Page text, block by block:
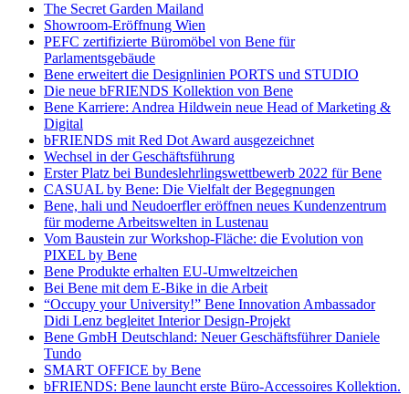
The Secret Garden Mailand
Showroom-Eröffnung Wien
PEFC zertifizierte Büromöbel von Bene für
Parlamentsgebäude
Bene erweitert die Designlinien PORTS und STUDIO
Die neue bFRIENDS Kollektion von Bene
Bene Karriere: Andrea Hildwein neue Head of Marketing &
Digital
bFRIENDS mit Red Dot Award ausgezeichnet
Wechsel in der Geschäftsführung
Erster Platz bei Bundeslehrlingswettbewerb 2022 für Bene
CASUAL by Bene: Die Vielfalt der Begegnungen
Bene, hali und Neudoerfler eröffnen neues Kundenzentrum
für moderne Arbeitswelten in Lustenau
Vom Baustein zur Workshop-Fläche: die Evolution von
PIXEL by Bene
Bene Produkte erhalten EU-Umweltzeichen
Bei Bene mit dem E-Bike in die Arbeit
“Occupy your University!” Bene Innovation Ambassador
Didi Lenz begleitet Interior Design-Projekt
Bene GmbH Deutschland: Neuer Geschäftsführer Daniele
Tundo
SMART OFFICE by Bene
bFRIENDS: Bene launcht erste Büro-Accessoires Kollektion.